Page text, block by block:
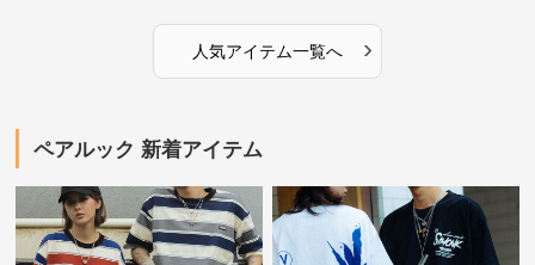
人気アイテム一覧へ ›
ペアルック 新着アイテム